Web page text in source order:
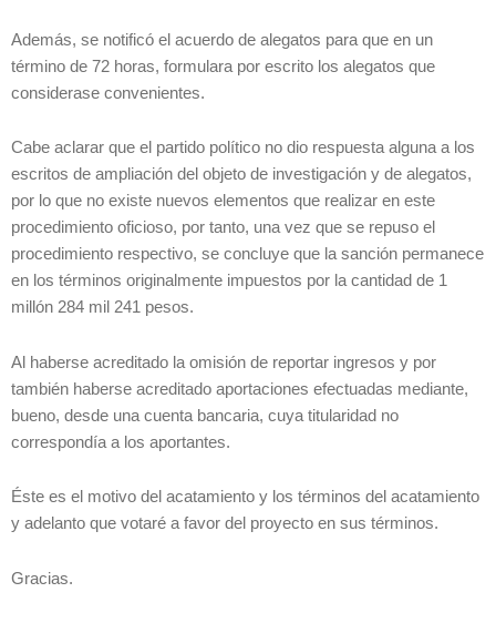
Además, se notificó el acuerdo de alegatos para que en un
término de 72 horas, formulara por escrito los alegatos que
considerase convenientes.
Cabe aclarar que el partido político no dio respuesta alguna a los
escritos de ampliación del objeto de investigación y de alegatos,
por lo que no existe nuevos elementos que realizar en este
procedimiento oficioso, por tanto, una vez que se repuso el
procedimiento respectivo, se concluye que la sanción permanece
en los términos originalmente impuestos por la cantidad de 1
millón 284 mil 241 pesos.
Al haberse acreditado la omisión de reportar ingresos y por
también haberse acreditado aportaciones efectuadas mediante,
bueno, desde una cuenta bancaria, cuya titularidad no
correspondía a los aportantes.
Éste es el motivo del acatamiento y los términos del acatamiento
y adelanto que votaré a favor del proyecto en sus términos.
Gracias.